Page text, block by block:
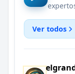
Ver todos